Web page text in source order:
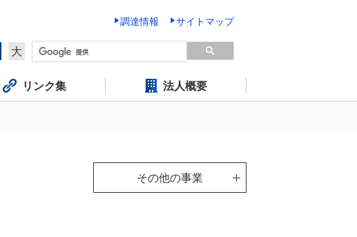
調達情報 サイトマップ
大
リンク集 法人概要
その他の事業